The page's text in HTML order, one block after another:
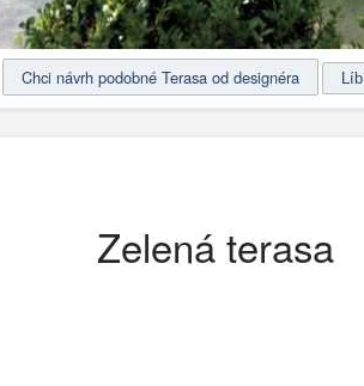
Chci návrh podobné Terasa od designéra
Zelená terasa